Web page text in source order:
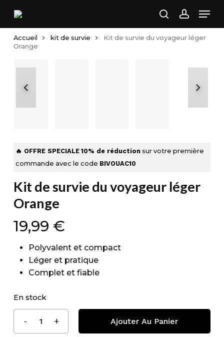
main
content
search
Accueil kit de survie
Kit de survie du voyageur léger
Orange
🔥 OFFRE SPECIALE 10% de réduction sur votre première
commande avec le code BIVOUAC10
Kit de survie du voyageur léger
Orange
19,99 €
Polyvalent et compact
Léger et pratique
Complet et fiable
En stock
Ajouter Au Panier